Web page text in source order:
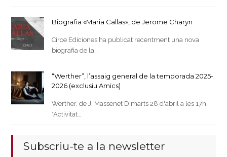
Biografia «Maria Callas», de Jerome Charyn
Circe Ediciones ha publicat recentment una nova
biografia de la…
“Werther”, l’assaig general de la temporada 2025-
2026 (exclusiu Amics)
Werther, de J. Massenet Dimarts 28 d'abril a les 17h
*Activitat…
Subscriu-te a la newsletter